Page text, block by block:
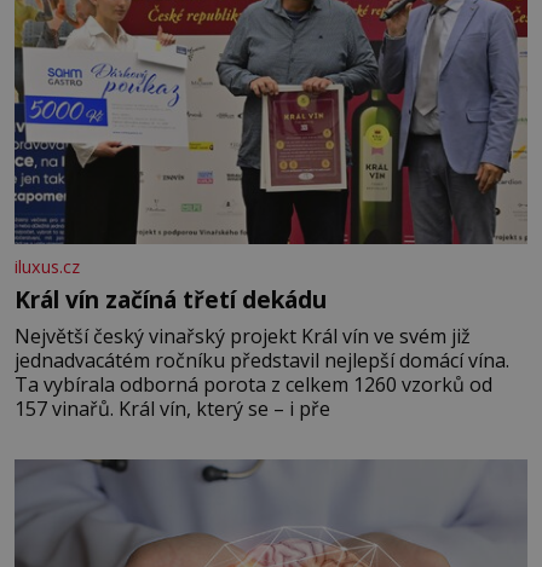
iluxus.cz
Král vín začíná třetí dekádu
Největší český vinařský projekt Král vín ve svém již
jednadvacátém ročníku představil nejlepší domácí vína.
Ta vybírala odborná porota z celkem 1260 vzorků od
157 vinařů. Král vín, který se – i pře